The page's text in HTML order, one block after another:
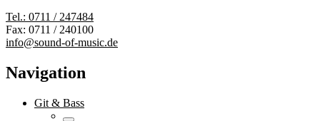
Tel.: 0711 / 247484
Fax: 0711 / 240100
info@sound-of-music.de
Navigation
Git & Bass